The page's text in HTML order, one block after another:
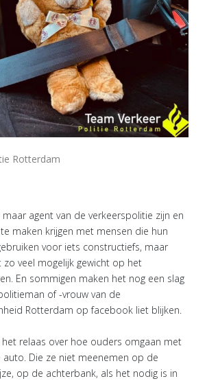
Rotterdam
maar agent van de verkeerspolitie zijn en
maken krijgen met mensen die hun
voor iets constructiefs, maar
veel mogelijk gewicht op het
En sommigen maken het nog een slag
of -vrouw van de
Rotterdam op facebook liet blijken.
relaas over hoe ouders omgaan met
auto. Die ze niet meenemen op de
op de achterbank, als het nodig is in